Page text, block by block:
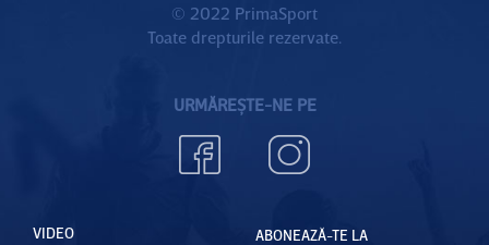
© 2022 PrimaSport
Toate drepturile rezervate.
URMĂREȘTE-NE PE
VIDEO
ABONEAZĂ-TE LA